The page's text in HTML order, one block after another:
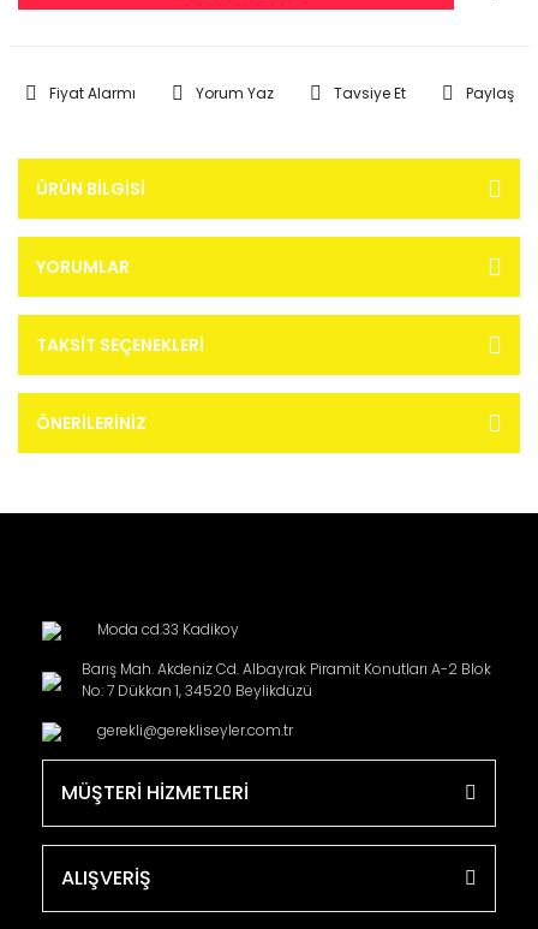
Fiyat Alarmı Yorum Yaz Tavsiye Et Paylaş
ÜRÜN BILGISI
YORUMLAR
TAKSIT SEÇENEKLERI
ÖNERILERINIZ
Moda cd.33 Kadikoy
Barış Mah. Akdeniz Cd. Albayrak Piramit Konutları A-2 Blok
No: 7 Dükkan 1, 34520 Beylikdüzü
gerekli@gerekliseyler.com.tr
MÜŞTERİ HİZMETLERİ
ALIŞVERİŞ